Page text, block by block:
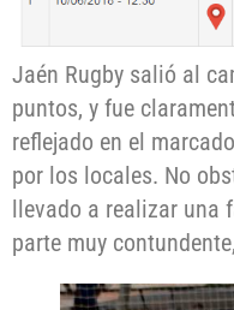
Jaén Rugby salió al
puntos, y fue
reflejado en el
por los locales. No
llevado a realizar una
parte muy